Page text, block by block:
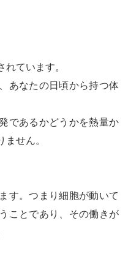
ています。
あなたの日頃から持つ体
であるかどうかを熱量か
せん。
す。つまり細胞が動いて
ことであり、その働きが